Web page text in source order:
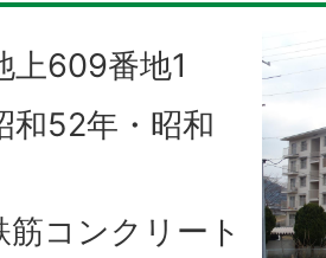
609番地1
52年・昭和
ンクリート